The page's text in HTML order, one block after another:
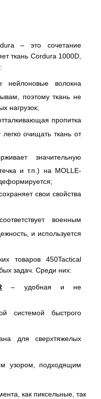
– это сочетание
ткань Cordura 1000D,
волокна
поэтому ткань не
нагрузок;
пропитка
очищать ткань от
значительную
и т.п.) на MOLLE-
свои свойства
военным
и используется
товаров 450Tactical
задач. Среди них:
– удобная и не
системой быстрого
для сверхтяжелых
узором, подходящим
как пиксельные, так